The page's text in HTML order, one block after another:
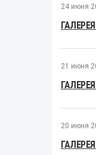
24 июня
21 июня
20 июня